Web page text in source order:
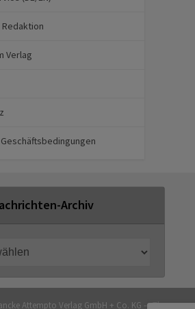
Verlag
Archiv
Attempto Verlag GmbH + Co. KG — Theme